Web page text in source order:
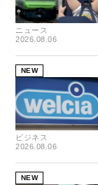
ニュース
2026.08.06
NEW
ビジネス
2026.08.06
NEW